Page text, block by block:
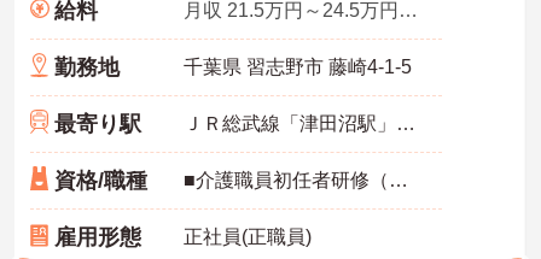
給料 月収 21.5万円～24.5万円程度 夜勤手当5回分を含む
勤務地 千葉県 習志野市 藤崎4-1-5
最寄り駅 ＪＲ総武線「津田沼駅」徒歩17分
資格/職種 ■介護職員初任者研修（ヘルパー2級）以上 ■未経験可
雇用形態 正社員(正職員)